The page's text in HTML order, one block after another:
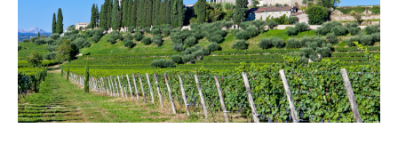
Italiano
German
English
Spanish